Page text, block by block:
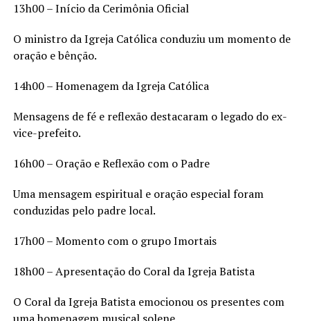
13h00 – Início da Cerimônia Oficial
O ministro da Igreja Católica conduziu um momento de
oração e bênção.
14h00 – Homenagem da Igreja Católica
Mensagens de fé e reflexão destacaram o legado do ex-
vice-prefeito.
16h00 – Oração e Reflexão com o Padre
Uma mensagem espiritual e oração especial foram
conduzidas pelo padre local.
17h00 – Momento com o grupo Imortais
18h00 – Apresentação do Coral da Igreja Batista
O Coral da Igreja Batista emocionou os presentes com